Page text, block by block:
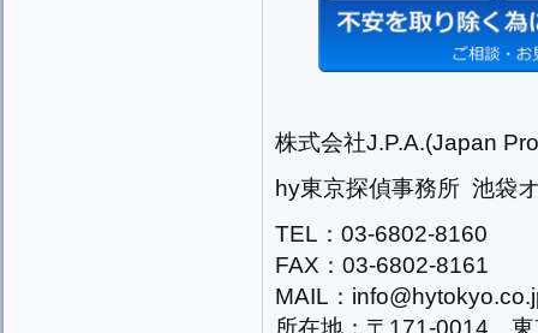
株式会社J.P.A.(Japan
hy東京探偵事務所 池袋
TEL：03-6802-8160
FAX：03-6802-8161
MAIL：
所在地：〒171-0014 東